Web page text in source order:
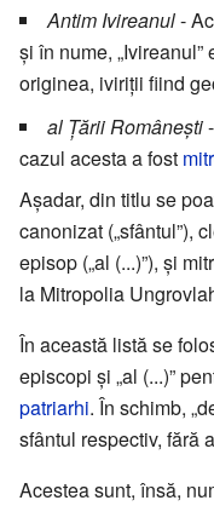
Antim Ivireanul-
și în nume,
originea, iviriții fiind
al Țării Românești
cazul acesta a fost
Așadar, din titlu se
canonizat („sfântul”),
episop („al (...)”), și
la Mitropolia
În această listă se
episcopi și „al (...)”
patriarhi. În schimb,
sfântul respectiv, fără
Acestea sunt, însă,